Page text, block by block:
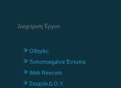
Διαχείριση Έργων
Οδηγίες
Τυποποιημένα Έντυπα
Web Rescom
Στοιχεία Δ.Ο.Υ.